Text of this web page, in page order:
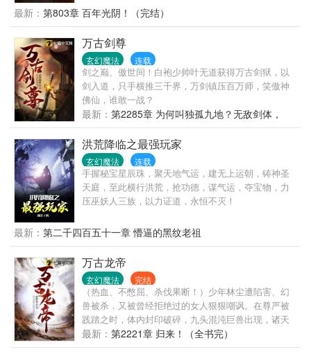
年。没曾想，被天魔教绝美魔女抓走当炉鼎。还让他
修炼减寿魔功。叶不凡麻了。好在觉醒负面逆转系
统。能够转负为正，逆转任何功法、法术、丹药的副
作用。突破筑基后，绝美魔女看着功法，再看看叶不
凡一头乌黑亮发，陷入了迷茫。天魔老祖：“叶不凡，
天魔功副作用很大，需每日承受蚀骨之痛，且越修越
慢……什么？你修炼起来很爽，越练越快？！这不科
学！”天机神算：“测算推演之道，逆天而行，每次测算
都会折寿，遭受天谴……什么？你寿命怎么无限了？
破境界就降低资质的魔功不要修炼……什么？你资质
怎么涨到仙体了？！”专修魔功，一年化神，十年大
乘，百年成仙。
最新： 第803章 百年光阴！（完结）
万古剑尊
玄幻魔法 连载
剑之巅、傲世间！白袍少帅叶无道获得万古剑狱，以
剑入道，只手横推三千界，万剑镇压百万师，笑傲神
佛仙，谁敢一战？
最新： 第2285章 为何叫独孤九地？无敌剑体，
开！
洪荒降临之最强玩家
玄幻魔法 连载
手握秘宝星辰珠，聚天地气运，建无上运朝，铸神圣
天庭，至此横行洪荒，抢功德，谋气运，夺宝物，力
压巫妖人三族，以力证道，永恒不灭！
最新： 第二千四百五十一章 懵逼的黑纹老祖
万古龙帝
玄幻魔法 完结
（热血、不憋屈、杀伐果断！）少年林尘遭陷害、幻
兽被杀，又被曾经拒绝过的女人狠狠嘲讽。在尊严被
践踏之时，体内封印破碎，九头混沌巨兽出现，诸天
神佛为之颤抖！至此，大帝在我面前，也不过蝼蚁，
我为龙帝，万界无敌！
最新： 第2221章 归来！（全书完）